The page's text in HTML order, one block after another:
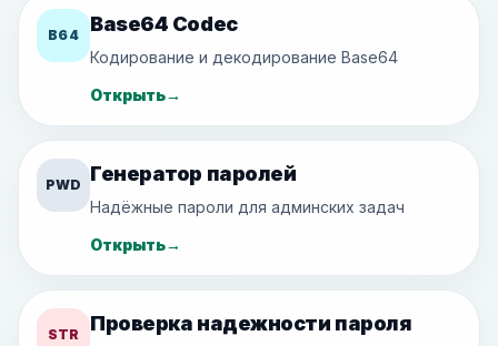
B64 Base64 Codec
Кодирование и декодирование Base64
Открыть→
PWD Генератор паролей
Надёжные пароли для админских задач
Открыть→
STR Проверка надежности пароля